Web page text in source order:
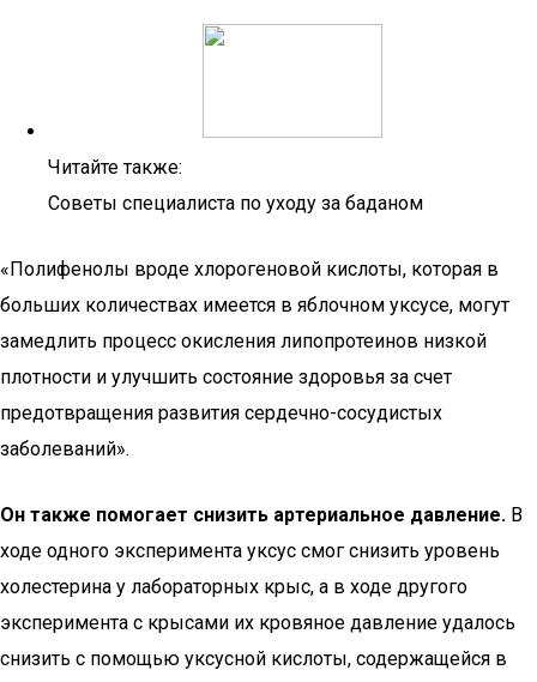
Читайте также:
Советы специалиста по уходу за баданом
«Полифенолы вроде хлорогеновой кислоты, которая в
больших количествах имеется в яблочном уксусе, могут
замедлить процесс окисления липопротеинов низкой
плотности и улучшить состояние здоровья за счет
предотвращения развития сердечно-сосудистых
заболеваний».
Он также помогает снизить артериальное давление. В
ходе одного эксперимента уксус смог снизить уровень
холестерина у лабораторных крыс, а в ходе другого
эксперимента с крысами их кровяное давление удалось
снизить с помощью уксусной кислоты, содержащейся в